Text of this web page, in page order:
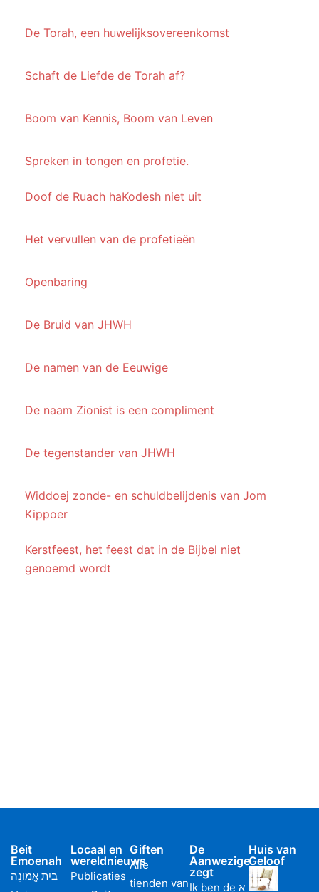
De Torah, een huwelijksovereenkomst
Schaft de Liefde de Torah af?
Boom van Kennis, Boom van Leven
Spreken in tongen en profetie.
Doof de Ruach haKodesh niet uit
Het vervullen van de profetieën
Openbaring
De Bruid van JHWH
De namen van de Eeuwige
De naam Zionist is een compliment
De tegenstander van JHWH
Widdoej zonde- en schuldbelijdenis van Jom
Kippoer
Kerstfeest, het feest dat in de Bijbel niet
genoemd wordt
Beit
Emoenah
בַיִת אֱמוּנָה
Locaal en
wereldnieuws
Publicaties
Giften
Alle
tienden van
De
Aanwezige
zegt
Ik ben de א
Huis van
Geloof